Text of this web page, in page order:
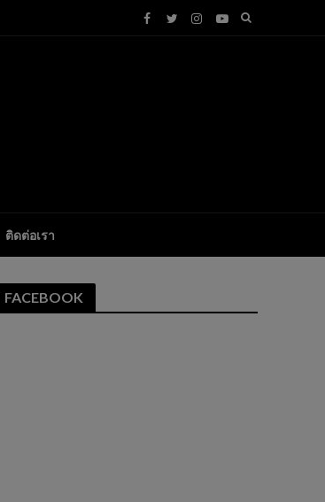
ติดต่อเรา
FACEBOOK